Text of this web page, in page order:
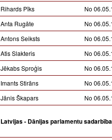
Rihards Pīks
No
Anta Rugāte
No
Antons Seiksts
No
Atis Slakteris
No
Jēkabs Sproģis
No
Imants Stirāns
No
Jānis Škapars
No
Latvijas - Dānijas parlamentu